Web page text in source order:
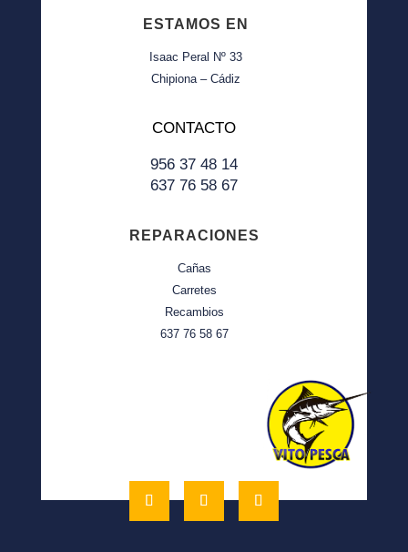
ESTAMOS EN
Isaac Peral Nº 33
Chipiona – Cádiz
CONTACTO
956 37 48 14
637 76 58 67
REPARACIONES
Cañas
Carretes
Recambios
637 76 58 67